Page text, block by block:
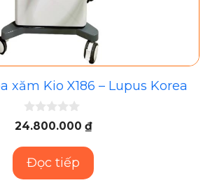
xăm Kio X186 – Lupus Korea
0
n
à
24.800.000 ₫
Đọc tiếp